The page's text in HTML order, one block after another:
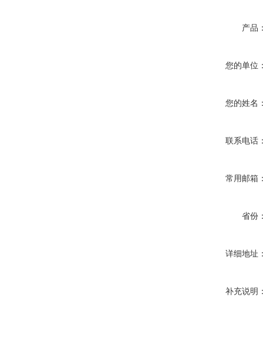
产品
您的单位
您的姓名
联系电话
常用邮箱
省份
详细地址
补充说明